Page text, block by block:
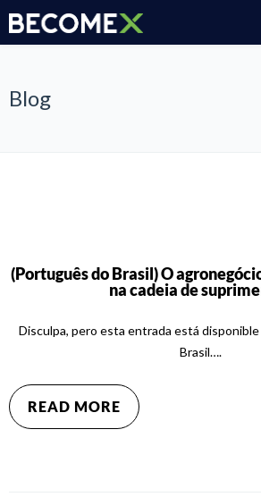
Blog
(Português do Brasil) O
na cadeia de
Disculpa, pero esta entrada está
Brasil….
READ MORE